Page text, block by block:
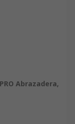
Abrazadera,